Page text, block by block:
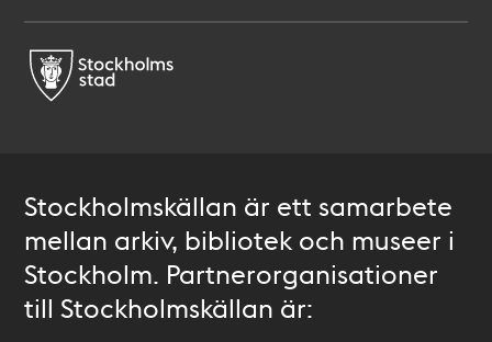
Stockholmskällan är ett samarbete
mellan arkiv, bibliotek och museer i
Stockholm. Partnerorganisationer
till Stockholmskällan är: